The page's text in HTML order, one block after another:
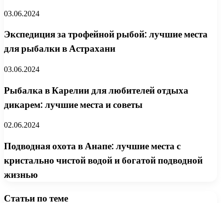
03.06.2024
Экспедиция за трофейной рыбой: лучшие места
для рыбалки в Астрахани
03.06.2024
Рыбалка в Карелии для любителей отдыха
дикарем: лучшие места и советы
02.06.2024
Подводная охота в Анапе: лучшие места с
кристально чистой водой и богатой подводной
жизнью
Статьи по теме